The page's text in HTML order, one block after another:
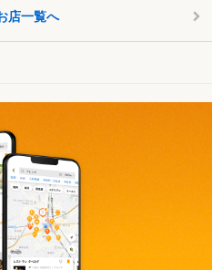
店一覧へ